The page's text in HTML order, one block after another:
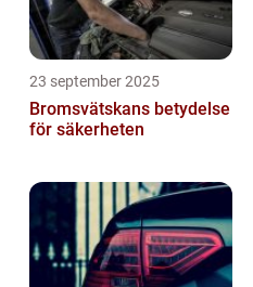
23 september 2025
Bromsvätskans betydelse
för säkerheten